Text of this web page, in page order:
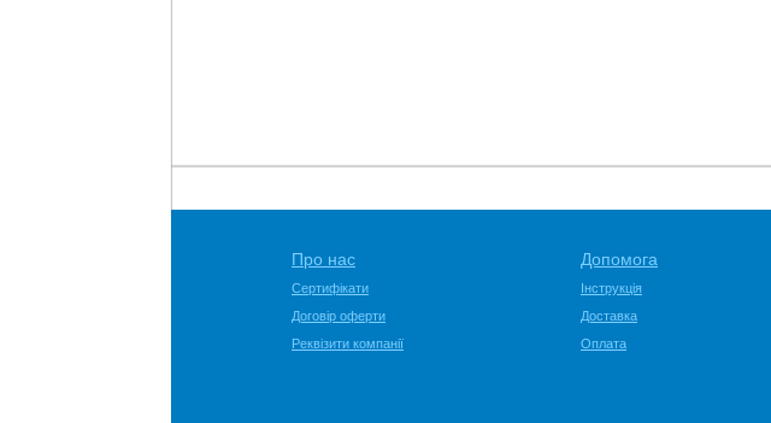
Про нас
Сертифікати
Договір оферти
Реквізити компанії
Допомога
Інструкція
Доставка
Оплата